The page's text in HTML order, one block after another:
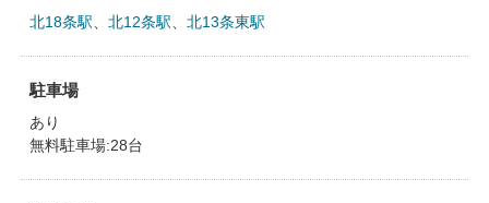
北18条駅 北12条駅 北13条東駅
駐車場
あり
無料駐車場:28台